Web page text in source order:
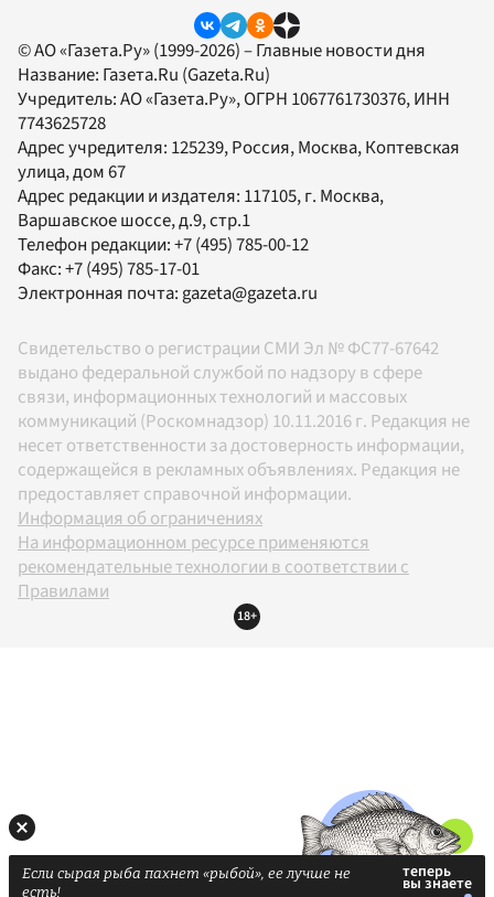
© АО «Газета.Ру» (1999-2026) – Главные новости дня
Название: Газета.Ru (Gazeta.Ru)
Учредитель:АО «Газета.Ру», ОГРН 1067761730376, ИНН
7743625728
Адрес учредителя: 125239, Россия, Москва, Коптевская
улица, дом 67
Адрес редакции и издателя: 117105, г. Москва,
Варшавское шоссе, д.9, стр.1
Телефон редакции:+7 (495) 785-00-12
Факс:+7 (495) 785-17-01
Электронная почта: gazeta@gazeta.ru
Свидетельство о регистрации СМИ Эл № ФС77-67642
выдано федеральной службой по надзору в сфере
связи, информационных технологий и массовых
коммуникаций (Роскомнадзор) 10.11.2016 г. Редакция не
несет ответственности за достоверность информации,
содержащейся в рекламных объявлениях. Редакция не
предоставляет справочной информации.
Информация об ограничениях
На информационном ресурсе применяются
рекомендательные технологии в соответствии с
Правилами
18+
Если сырая рыба пахнет «рыбой», ее лучше не
есть!